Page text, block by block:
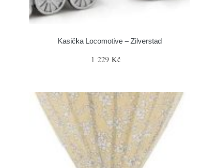
Kasička Locomotive – Zilverstad
1 229 Kč